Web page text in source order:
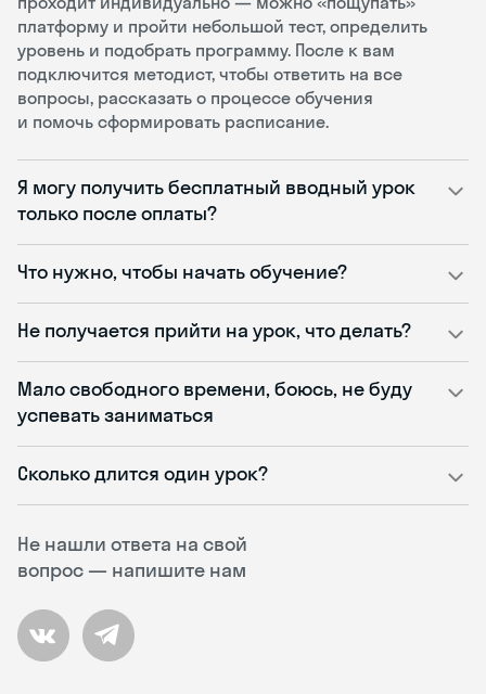
Не нашли ответа на свой
вопрос — напишите нам
платформу и пройти небольшой тест, определить
уровень и подобрать программу. После к вам
подключится методист, чтобы ответить на все
вопросы, рассказать о процессе обучения
и помочь сформировать расписание.
Я могу получить бесплатный вводный урок
только после оплаты?
Что нужно, чтобы начать обучение?
Не получается прийти на урок, что делать?
Мало свободного времени, боюсь, не буду
успевать заниматься
Сколько длится один урок?